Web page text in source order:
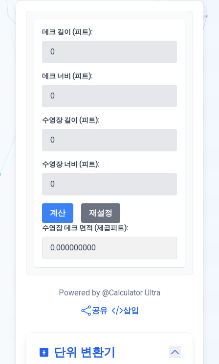
데크 길이 (피트):
데크 너비 (피트):
수영장 길이 (피트):
수영장 너비 (피트):
계산 재설정
수영장 데크 면적 (제곱피트):
Powered by @Calculator Ultra
공유
삽입
단위 변환기